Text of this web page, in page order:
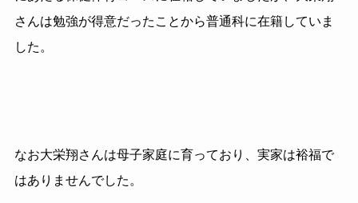
さんは勉強が得意だったことから普通科に在籍していま
した。
なお大栄翔さんは母子家庭に育っており、実家は裕福で
はありませんでした。